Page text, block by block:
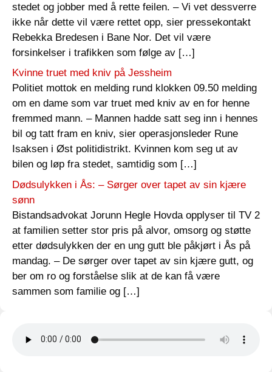
stedet og jobber med å rette feilen. – Vi vet dessverre
ikke når dette vil være rettet opp, sier pressekontakt
Rebekka Bredesen i Bane Nor. Det vil være
forsinkelser i trafikken som følge av […]
Kvinne truet med kniv på Jessheim
Politiet mottok en melding rund klokken 09.50 melding
om en dame som var truet med kniv av en for henne
fremmed mann. – Mannen hadde satt seg inn i hennes
bil og tatt fram en kniv, sier operasjonsleder Rune
Isaksen i Øst politidistrikt. Kvinnen kom seg ut av
bilen og løp fra stedet, samtidig som […]
Dødsulykken i Ås: – Sørger over tapet av sin kjære
sønn
Bistandsadvokat Jorunn Hegle Hovda opplyser til TV 2
at familien setter stor pris på alvor, omsorg og støtte
etter dødsulykken der en ung gutt ble påkjørt i Ås på
mandag. – De sørger over tapet av sin kjære gutt, og
ber om ro og forståelse slik at de kan få være
sammen som familie og […]